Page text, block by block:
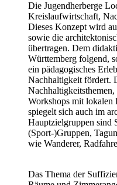
Die Jugendherberge
Kreislaufwirtschaft,
Dieses Konzept wird
sowie die
übertragen. Dem
Württemberg folgend,
ein pädagogisches
Nachhaltigkeit fördert.
Workshops mit lokalen
spiegelt sich auch im
Hauptzielgruppen sind
(Sport-)Gruppen,
wie Wanderer,
Das Thema der